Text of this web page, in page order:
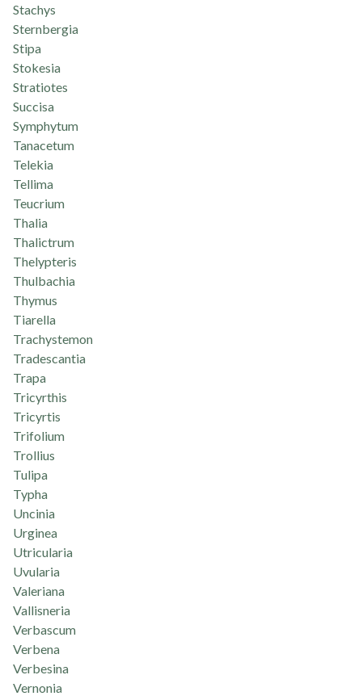
Stachys
Sternbergia
Stipa
Stokesia
Stratiotes
Succisa
Symphytum
Tanacetum
Telekia
Tellima
Teucrium
Thalia
Thalictrum
Thelypteris
Thulbachia
Thymus
Tiarella
Trachystemon
Tradescantia
Trapa
Tricyrthis
Tricyrtis
Trifolium
Trollius
Tulipa
Typha
Uncinia
Urginea
Utricularia
Uvularia
Valeriana
Vallisneria
Verbascum
Verbena
Verbesina
Vernonia